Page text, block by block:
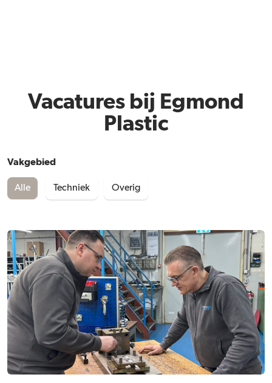
Vacatures bij Egmond
Plastic
Vakgebied
Alle Techniek Overig